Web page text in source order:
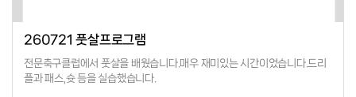
260721 풋살프로그램
전문축구클럽에서 풋살을 배웠습니다.매우 재미있는 시간이었습니다.드리
플과 패스,슛 등을 실습했습니다.